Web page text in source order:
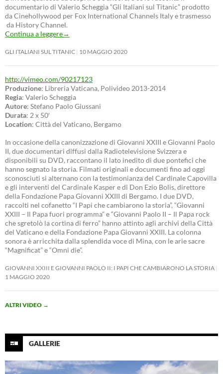
documentario di Valerio Scheggia “Gli Italiani sul Titanic” prodotto
da Cinehollywood per Fox International Channels Italy e trasmesso
da History Channel.
Continua a leggere→
GLI ITALIANI SUL TITANIC 10 MAGGIO 2020
http://vimeo.com/90217123
Produzione: Libreria Vaticana, Polivideo 2013-2014
Regia: Valerio Scheggia
Autore: Stefano Paolo Giussani
Durata: 2 x 50′
Location: Città del Vaticano, Bergamo
In occasione della canonizzazione di Giovanni XXIII e Giovanni Paolo
II, due documentari diffusi dalla Radiotelevisione Svizzera e
disponibili su DVD, raccontano il lato inedito di due pontefici che
hanno segnato la storia. Filmati originali e documenti fino ad oggi
sconosciuti si alternano con la testimonianza del Cardinale Capovilla
e gli interventi del Cardinale Kasper e di Don Ezio Bolis, direttore
della Fondazione Papa Giovanni XXIII di Bergamo. I due DVD,
raccolti nel cofanetto “I Papi che cambiarono la storia”, “Giovanni
XXIII – Il Papa fuori programma” e “Giovanni Paolo II – Il Papa rock
che sgretolò la cortina di ferro” hanno attinto agli archivi della Città
del Vaticano e della Fondazione Papa Giovanni XXIII. La colonna
sonora è arricchita dalla splendida voce di Mina, con le arie sacre
“Magnificat” e “Omni die”.
GIOVANNI XXIII E GIOVANNI PAOLO II: I PAPI CHE CAMBIARONO LA STORIA
1 MAGGIO 2020
ALTRI VIDEO →
GALLERIE